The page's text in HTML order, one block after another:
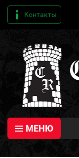
Контакты
МЕНЮ